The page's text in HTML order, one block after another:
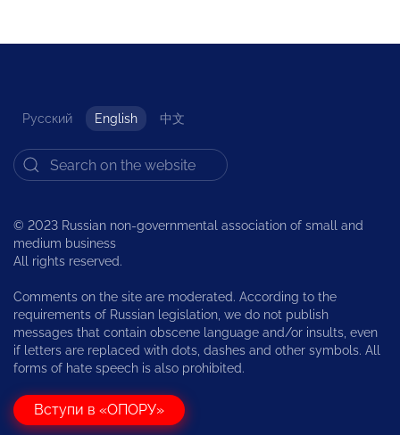
Русский English 中文
© 2023 Russian non-governmental association of small and
medium business
All rights reserved.
Comments on the site are moderated. According to the
requirements of Russian legislation, we do not publish
messages that contain obscene language and/or insults, even
if letters are replaced with dots, dashes and other symbols. All
forms of hate speech is also prohibited.
Вступи в «ОПОРУ»